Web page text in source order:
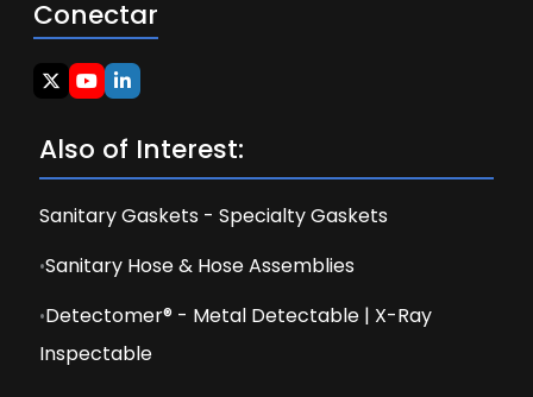
Conectar
Also of Interest:
Sanitary Gaskets - Specialty Gaskets
Sanitary Hose & Hose Assemblies
Detectomer® - Metal Detectable | X-Ray
Inspectable